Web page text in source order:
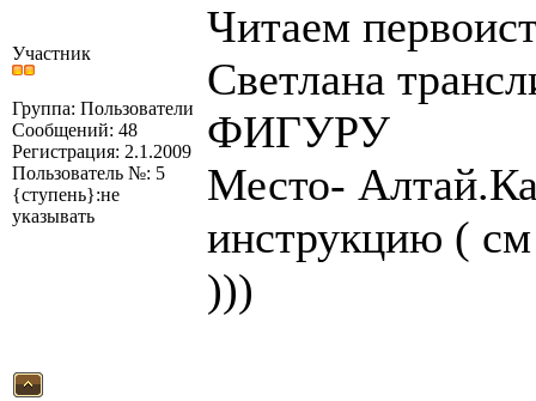
Участник
Группа: Пользователи
Сообщений: 48
Регистрация: 2.1.2009
Пользователь №: 5
{ступень}:не
указывать
Читаем
Светлана
ФИГУРУ
Место-
инструкцию (
)))